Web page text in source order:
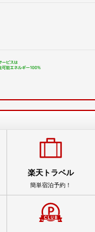
楽天トラベル
簡単宿泊予約！